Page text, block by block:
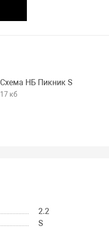
Схема НБ Пикник S
17 кб
2.2
S